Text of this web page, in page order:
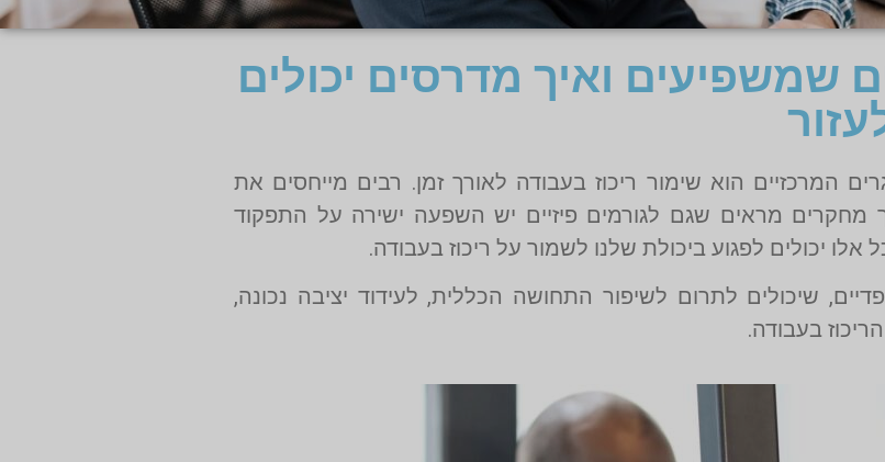
שמשפיעים ואיך מדרסים יכולים
המרכזיים הוא שימור ריכוז בעבודה לאורך זמן. רבים מייחסים את
מחקרים מראים שגם לגורמים פיזיים יש השפעה ישירה על התפקוד
אלו יכולים לפגוע ביכולת שלנו לשמור על ריכוז בעבודה.
שיכולים לתרום לשיפור התחושה הכללית, לעידוד יציבה נכונה,
בעבודה.